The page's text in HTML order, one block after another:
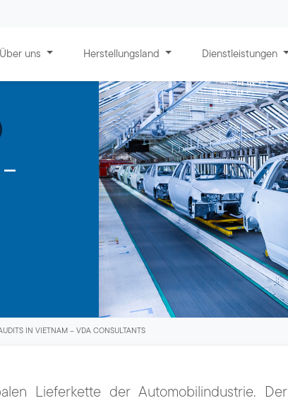
Über uns Herstellungsland Dienstleistungen
IN VIETNAM – VDA CONSULTANTS
Lieferkette der Automobilindustrie. Der